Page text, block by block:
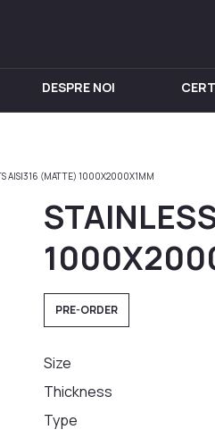
DESPRE NOI
din Inox
din Inox
AISI316 (MATTE) 1000X2000X1ММ
PRE-ORDER
Size
Thickness
Type